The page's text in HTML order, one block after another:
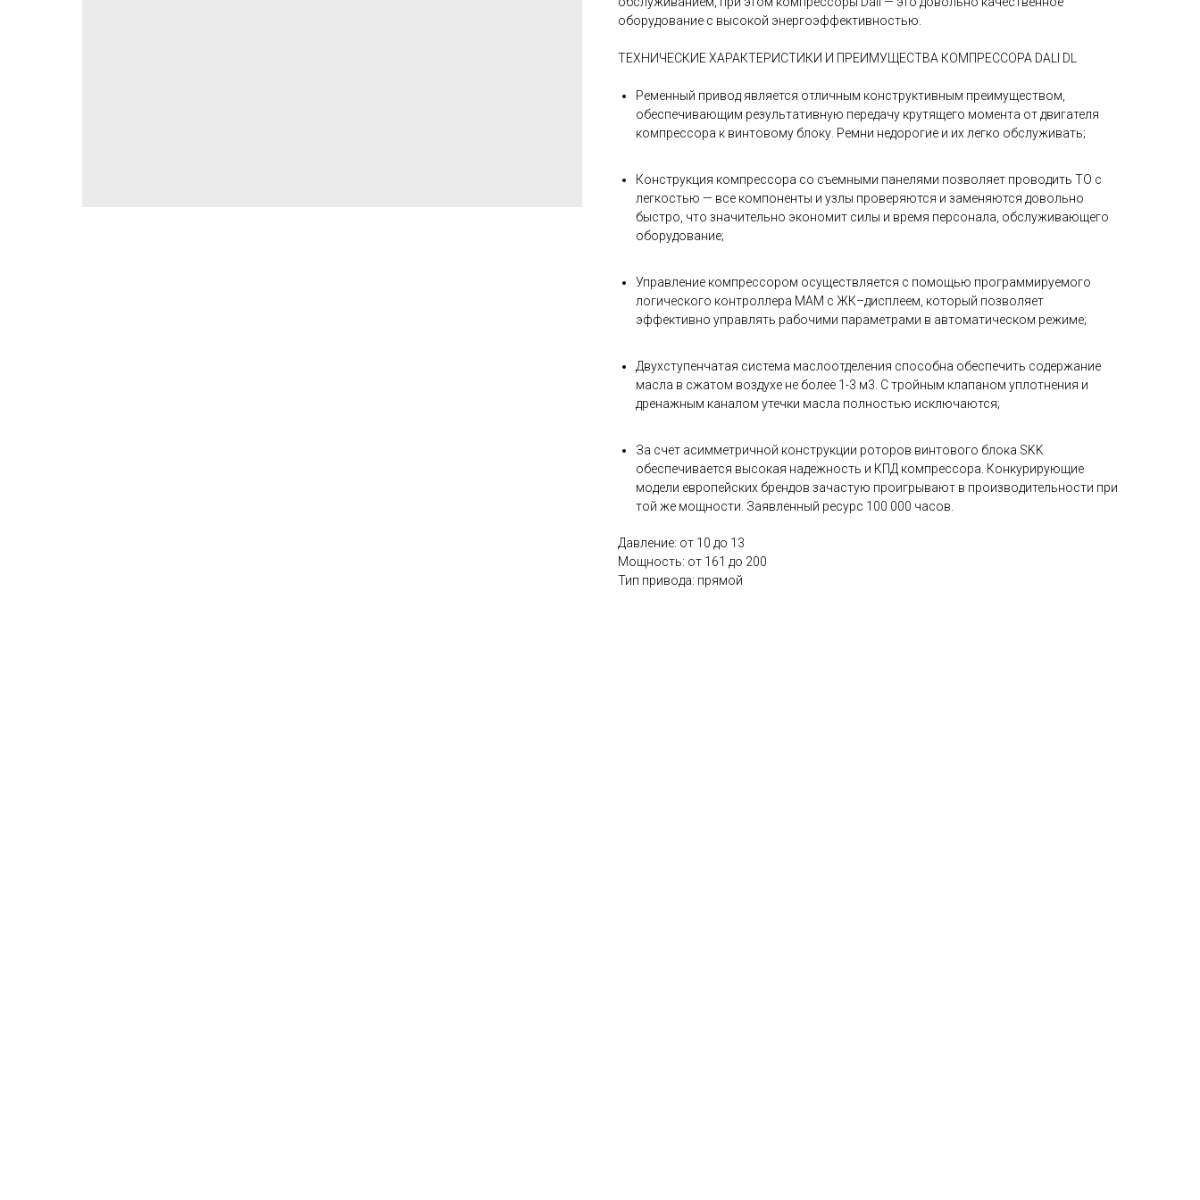
оборудование с высокой энергоэффективностью.
ТЕХНИЧЕСКИЕ ХАРАКТЕРИСТИКИ И ПРЕИМУЩЕСТВА КОМПРЕССОРА DALI DL
Ременный привод является отличным конструктивным преимуществом,
обеспечивающим результативную передачу крутящего момента от двигателя
компрессора к винтовому блоку. Ремни недорогие и их легко обслуживать;
Конструкция компрессора со съемными панелями позволяет проводить ТО с
легкостью — все компоненты и узлы проверяются и заменяются довольно
быстро, что значительно экономит силы и время персонала, обслуживающего
оборудование;
Управление компрессором осуществляется с помощью программируемого
логического контроллера MAM c ЖК–дисплеем, который позволяет
эффективно управлять рабочими параметрами в автоматическом режиме;
Двухступенчатая система маслоотделения способна обеспечить содержание
масла в сжатом воздухе не более 1-3 м3. С тройным клапаном уплотнения и
дренажным каналом утечки масла полностью исключаются;
За счет асимметричной конструкции роторов винтового блока SKK
обеспечивается высокая надежность и КПД компрессора. Конкурирующие
модели европейских брендов зачастую проигрывают в производительности при
той же мощности. Заявленный ресурс 100 000 часов.
Давление: от 10 до 13
Мощность: от 161 до 200
Тип привода: прямой